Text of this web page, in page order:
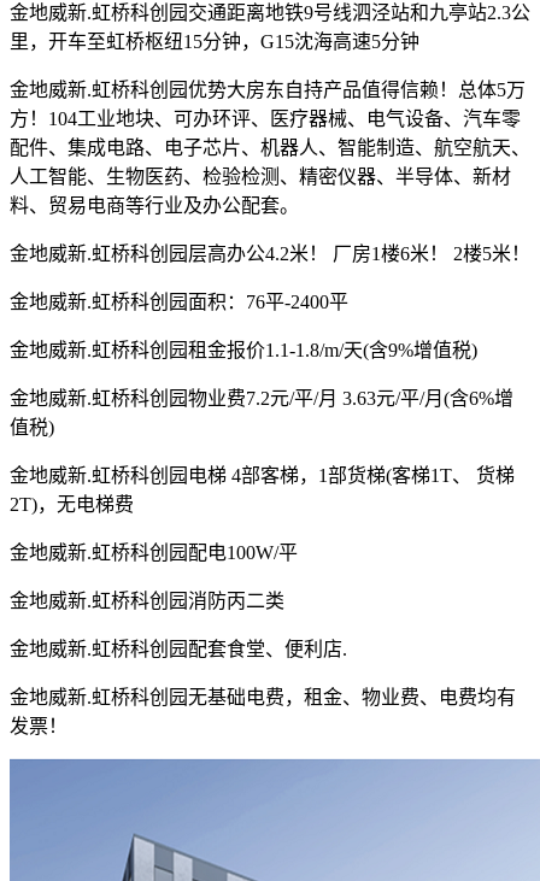
金地威新.虹桥科创园交通距离地铁9号线泗泾站和九亭站2.3公
里，开车至虹桥枢纽15分钟，G15沈海高速5分钟
金地威新.虹桥科创园优势大房东自持产品值得信赖！总体5万
方！104工业地块、可办环评、医疗器械、电气设备、汽车零
配件、集成电路、电子芯片、机器人、智能制造、航空航天、
人工智能、生物医药、检验检测、精密仪器、半导体、新材
料、贸易电商等行业及办公配套。
金地威新.虹桥科创园层高办公4.2米！ 厂房1楼6米！ 2楼5米！
金地威新.虹桥科创园面积：76平-2400平
金地威新.虹桥科创园租金报价1.1-1.8/m/天(含9%增值税)
金地威新.虹桥科创园物业费7.2元/平/月 3.63元/平/月(含6%增
值税)
金地威新.虹桥科创园电梯 4部客梯，1部货梯(客梯1T、 货梯
2T)，无电梯费
金地威新.虹桥科创园配电100W/平
金地威新.虹桥科创园消防丙二类
金地威新.虹桥科创园配套食堂、便利店.
金地威新.虹桥科创园无基础电费，租金、物业费、电费均有
发票！